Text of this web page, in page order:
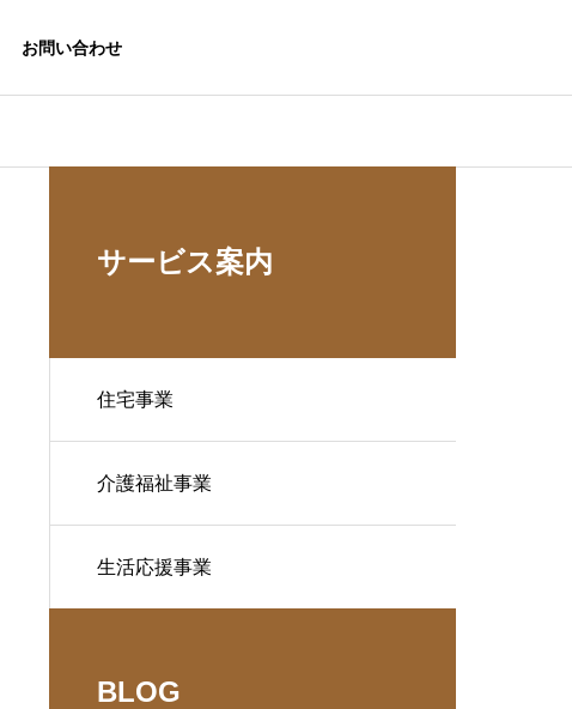
お問い合わせ
サービス案内
住宅事業
介護福祉事業
生活応援事業
BLOG